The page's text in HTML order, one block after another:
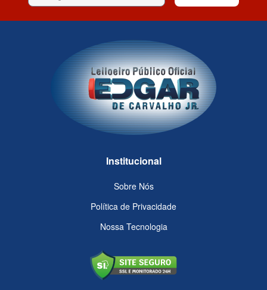
Institucional
Sobre Nós
Política de Privacidade
Nossa Tecnologia